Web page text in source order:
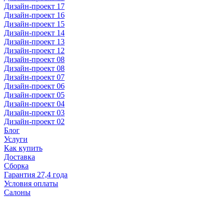
Дизайн-проект 17
Дизайн-проект 16
Дизайн-проект 15
Дизайн-проект 14
Дизайн-проект 13
Дизайн-проект 12
Дизайн-проект 08
Дизайн-проект 08
Дизайн-проект 07
Дизайн-проект 06
Дизайн-проект 05
Дизайн-проект 04
Дизайн-проект 03
Дизайн-проект 02
Блог
Услуги
Как купить
Доставка
Сборка
Гарантия 27,4 года
Условия оплаты
Салоны